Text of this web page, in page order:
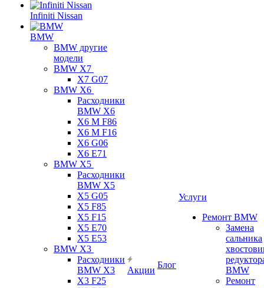
Infiniti Nissan
BMW
BMW другие
модели
BMW X7
X7 G07
BMW X6
Расходники
BMW X6
X6 M F86
X6 M F16
X6 G06
X6 E71
BMW X5
Расходники
BMW X5
X5 G05
X5 F85
X5 F15
X5 E70
X5 E53
BMW X3
Расходники
BMW X3
X3 F25
Акции
Блог
Услуги
Ремонт BMW
Замена
сальника
BMW
Ремонт